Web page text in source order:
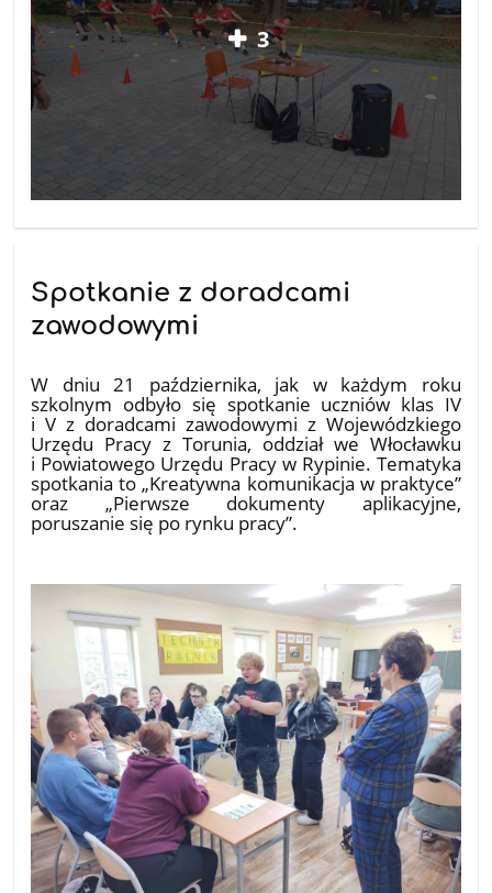
3
Spotkanie z doradcami
zawodowymi
W dniu 21 października, jak w każdym roku
szkolnym odbyło się spotkanie uczniów klas IV
i V z doradcami zawodowymi z Wojewódzkiego
Urzędu Pracy z Torunia, oddział we Włocławku
i Powiatowego Urzędu Pracy w Rypinie. Tematyka
spotkania to „Kreatywna komunikacja w praktyce”
oraz „Pierwsze dokumenty aplikacyjne,
poruszanie się po rynku pracy”.